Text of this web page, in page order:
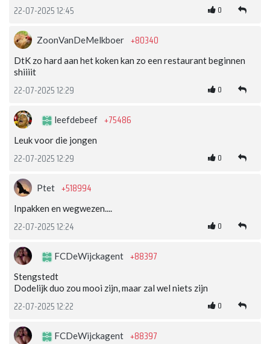
22-07-2025 12:45 0
ZoonVanDeMelkboer +80340
DtK zo hard aan het koken kan zo een restaurant beginnen
shiiiit
22-07-2025 12:29 0
leefdebeef +75486
Leuk voor die jongen
22-07-2025 12:29 0
Ptet +518994
Inpakken en wegwezen....
22-07-2025 12:24 0
FCDeWijckagent +88397
Stengstedt
Dodelijk duo zou mooi zijn, maar zal wel niets zijn
22-07-2025 12:22 0
FCDeWijckagent +88397